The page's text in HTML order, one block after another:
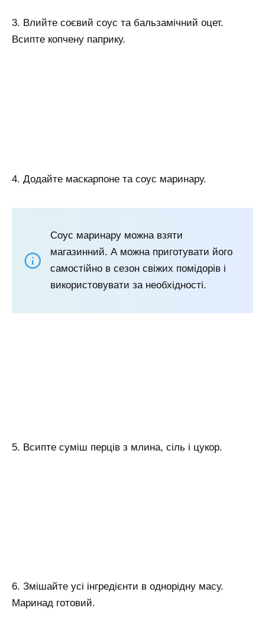
3. Влийте соєвий соус та бальзамічний оцет.
Всипте копчену паприку.
4. Додайте маскарпоне та соус маринару.
Соус маринару можна взяти
магазинний. А можна приготувати його
самостійно в сезон свіжих помідорів і
використовувати за необхідності.
5. Всипте суміш перців з млина, сіль і цукор.
6. Змішайте усі інгредієнти в однорідну масу.
Маринад готовий.